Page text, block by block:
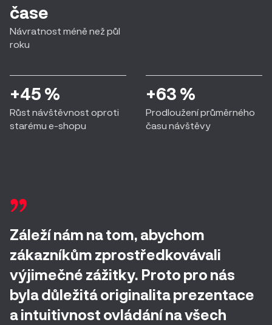
čase
Návratnost méně než půl
roku
+45 %
Růst návštěvnost oproti
starému e-shopu
+63 %
Prodloužení průměrného
času návštěvy
Záleží nám na tom, abychom
zákazníkům zprostředkovávali
výjimečné zážitky. Proto pro nás
byla důležitá originalita prezentace
a intuitivnost ovládání na všech